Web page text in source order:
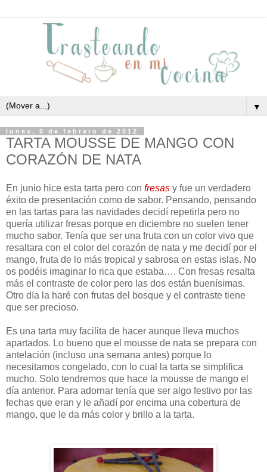
▼
lunes, 6 de febrero de 2012
TARTA MOUSSE DE MANGO CON
CORAZÓN DE NATA
En junio hice esta tarta pero con fresas y fue un verdadero
éxito de presentación como de sabor. Pensando, pensando
en las tartas para las navidades decidí repetirla pero no
quería utilizar fresas porque en diciembre no suelen tener
mucho sabor. Tenía que ser una fruta con un color vivo que
resaltara con el color del corazón de nata y me decidí por el
mango, fruta de lo más tropical y sabrosa en estas islas. No
os podéis imaginar lo rica que estaba…. Con fresas resalta
más el contraste de color pero las dos están buenísimas.
Otro día la haré con frutas del bosque y el contraste tiene
que ser precioso.
Es una tarta muy facilita de hacer aunque lleva muchos
apartados. Lo bueno que el mousse de nata se prepara con
antelación (incluso una semana antes) porque lo
necesitamos congelado, con lo cual la tarta se simplifica
mucho. Solo tendremos que hace la mousse de mango el
día anterior. Para adornar tenía que ser algo festivo por las
fechas que eran y le añadí por encima una cobertura de
mango, que le da más color y brillo a la tarta.